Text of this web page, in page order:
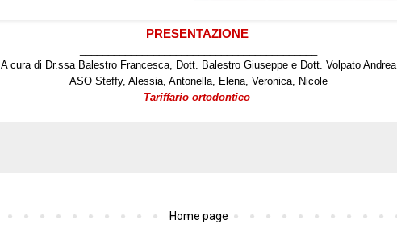
PRESENTAZIONE
A cura di Dr.ssa Balestro Francesca, Dott. Balestro Giuseppe e Dott. Volpato Andrea
ASO Steffy, Alessia, Antonella, Elena, Veronica, Nicole
Tariffario ortodontico
Home page